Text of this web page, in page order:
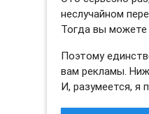
неслучайном
Тогда вы
Поэтому
вам рекламы.
И, разумеется, я